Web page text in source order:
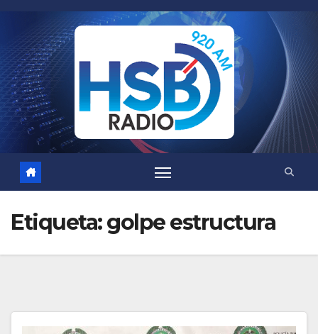
Etiqueta:golpe estructura